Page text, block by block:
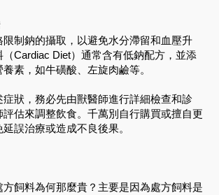
制鈉的攝取，以避免水分滯留和血壓升
Cardiac Diet）通常含有低鈉配方，並添
素，如牛磺酸、左旋肉鹼等。
症狀，務必先由獸醫師進行詳細檢查和診
評估來調整飲食。千萬別自行購買或擅自更
誤治療或造成不良後果。
飼料為何那麼貴？主要是因為處方飼料是